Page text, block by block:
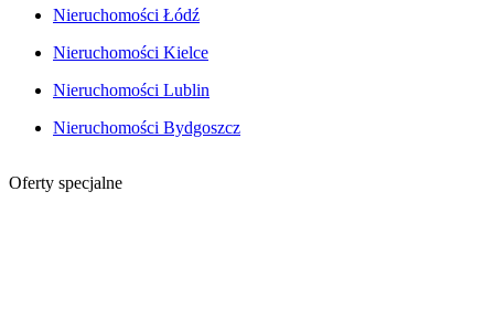
Nieruchomości Łódź
Nieruchomości Kielce
Nieruchomości Lublin
Nieruchomości Bydgoszcz
Oferty specjalne